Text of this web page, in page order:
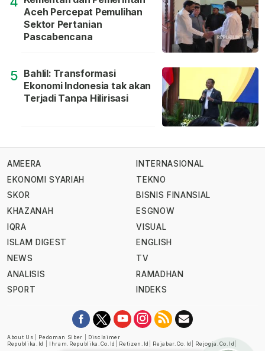
Aceh Percepat Pemulihan
Sektor Pertanian
Pascabencana
5 Bahlil: Transformasi
Ekonomi Indonesia tak akan
Terjadi Tanpa Hilirisasi
AMEERA
EKONOMI SYARIAH
SKOR
KHAZANAH
IQRA
ISLAM DIGEST
NEWS
ANALISIS
SPORT
INTERNASIONAL
TEKNO
BISNIS FINANSIAL
ESGNOW
VISUAL
ENGLISH
TV
RAMADHAN
INDEKS
About Us Pedoman Siber
Disclaimer
Republika.id
Ihram.republika.co.id Retizen.id Rejabar.co.id Rejogja.co.id